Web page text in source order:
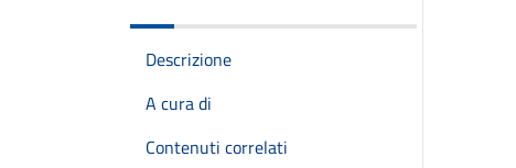
Descrizione
A cura di
Contenuti correlati